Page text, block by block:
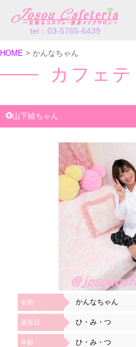
tel：03-5765-6439
HOME かんなちゃん
カフェ
山下綾ちゃん
名前 かんなちゃん
誕生日 ひ・み・つ
年齢 ひ・み・つ